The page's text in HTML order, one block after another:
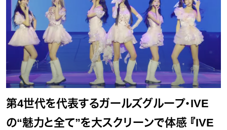
第4世代を代表するガールズグループ・IVE
の“魅力と全て”を大スクリーンで体感 『IVE